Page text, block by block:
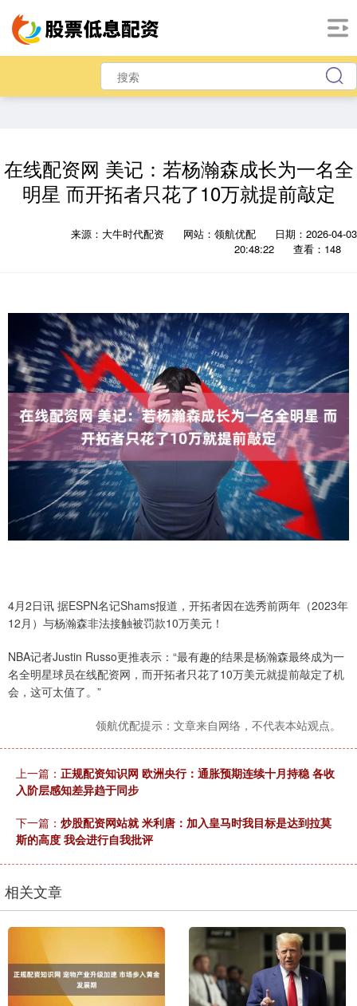
在线配资网 美记：若杨瀚森成长为一名全
明星 而开拓者只花了10万就提前敲定
来源：大牛时代配资 网站：领航优配
日期：2026-04-03
20:48:22
查看：148
4月2日讯 据ESPN名记Shams报道，开拓者因在选秀前两年（2023年
12月）与杨瀚森非法接触被罚款10万美元！
NBA记者Justin Russo更推表示：“最有趣的结果是杨瀚森最终成为一
名全明星球员在线配资网，而开拓者只花了10万美元就提前敲定了机
会，这可太值了。”
领航优配提示：文章来自网络，不代表本站观点。
上一篇： 正规配资知识网 欧洲央行：通胀预期连续十月持稳 各收
入阶层感知差异趋于同步
下一篇： 炒股配资网站就 米利唐：加入皇马时我目标是达到拉莫
斯的高度 我会进行自我批评
相关文章